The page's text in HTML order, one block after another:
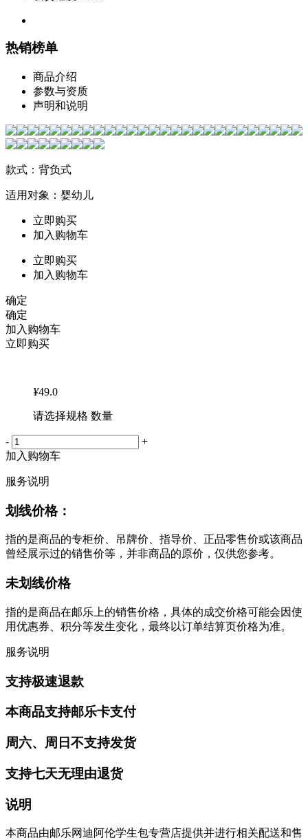
热销榜单
商品介绍
参数与资质
声明和说明
款式：背负式
适用对象：婴幼儿
立即购买
加入购物车
立即购买
加入购物车
确定
确定
加入购物车
立即购买
¥49.0
请选择规格 数量
-
+
加入购物车
服务说明
划线价格：
指的是商品的专柜价、吊牌价、指导价、正品零售价或该商品
曾经展示过的销售价等，并非商品的原价，仅供您参考。
未划线价格
指的是商品在邮乐上的销售价格，具体的成交价格可能会因使
用优惠券、积分等发生变化，最终以订单结算页价格为准。
服务说明
支持极速退款
本商品支持邮乐卡支付
周六、周日不支持发货
支持七天无理由退货
说明
本商品由邮乐网迪阿伦学生包专营店提供并进行相关配送和售